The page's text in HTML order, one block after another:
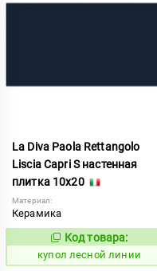
La Diva Paola Rettangolo
Liscia Capri S настенная
плитка 10x20
Материал:
Керамика
849544
Код товара:
купол лесной линии